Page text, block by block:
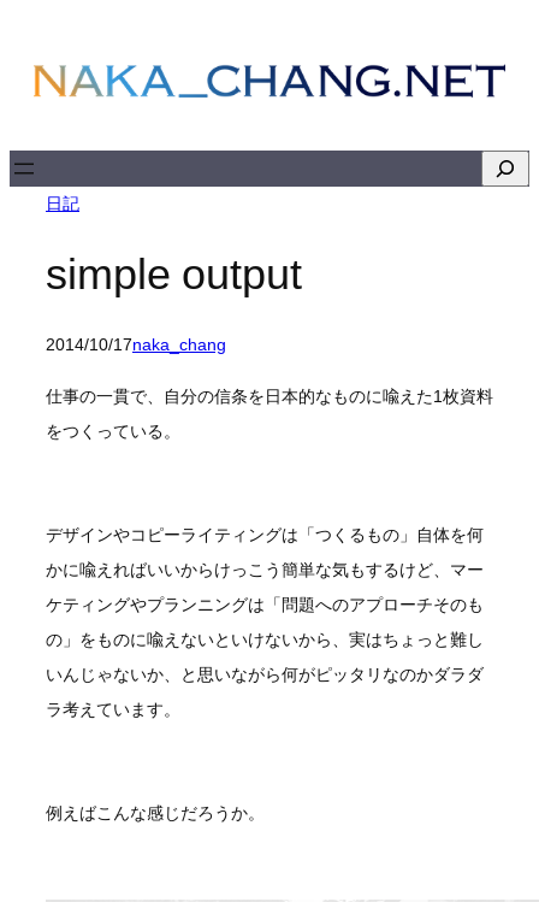
キ
日記
simple output
2014/10/17naka_chang
仕事の一貫で、自分の信条を日本的なものに喩えた1枚資料
をつくっている。
デザインやコピーライティングは「つくるもの」自体を何
かに喩えればいいからけっこう簡単な気もするけど、マー
ケティングやプランニングは「問題へのアプローチそのも
の」をものに喩えないといけないから、実はちょっと難し
いんじゃないか、と思いながら何がピッタリなのかダラダ
ラ考えています。
例えばこんな感じだろうか。